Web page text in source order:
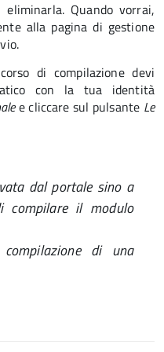
Quando vorrai,
alla pagina di gestione
di compilazione devi
con la tua identità
e cliccare sul pulsante Le
dal portale sino a
il modulo
di una